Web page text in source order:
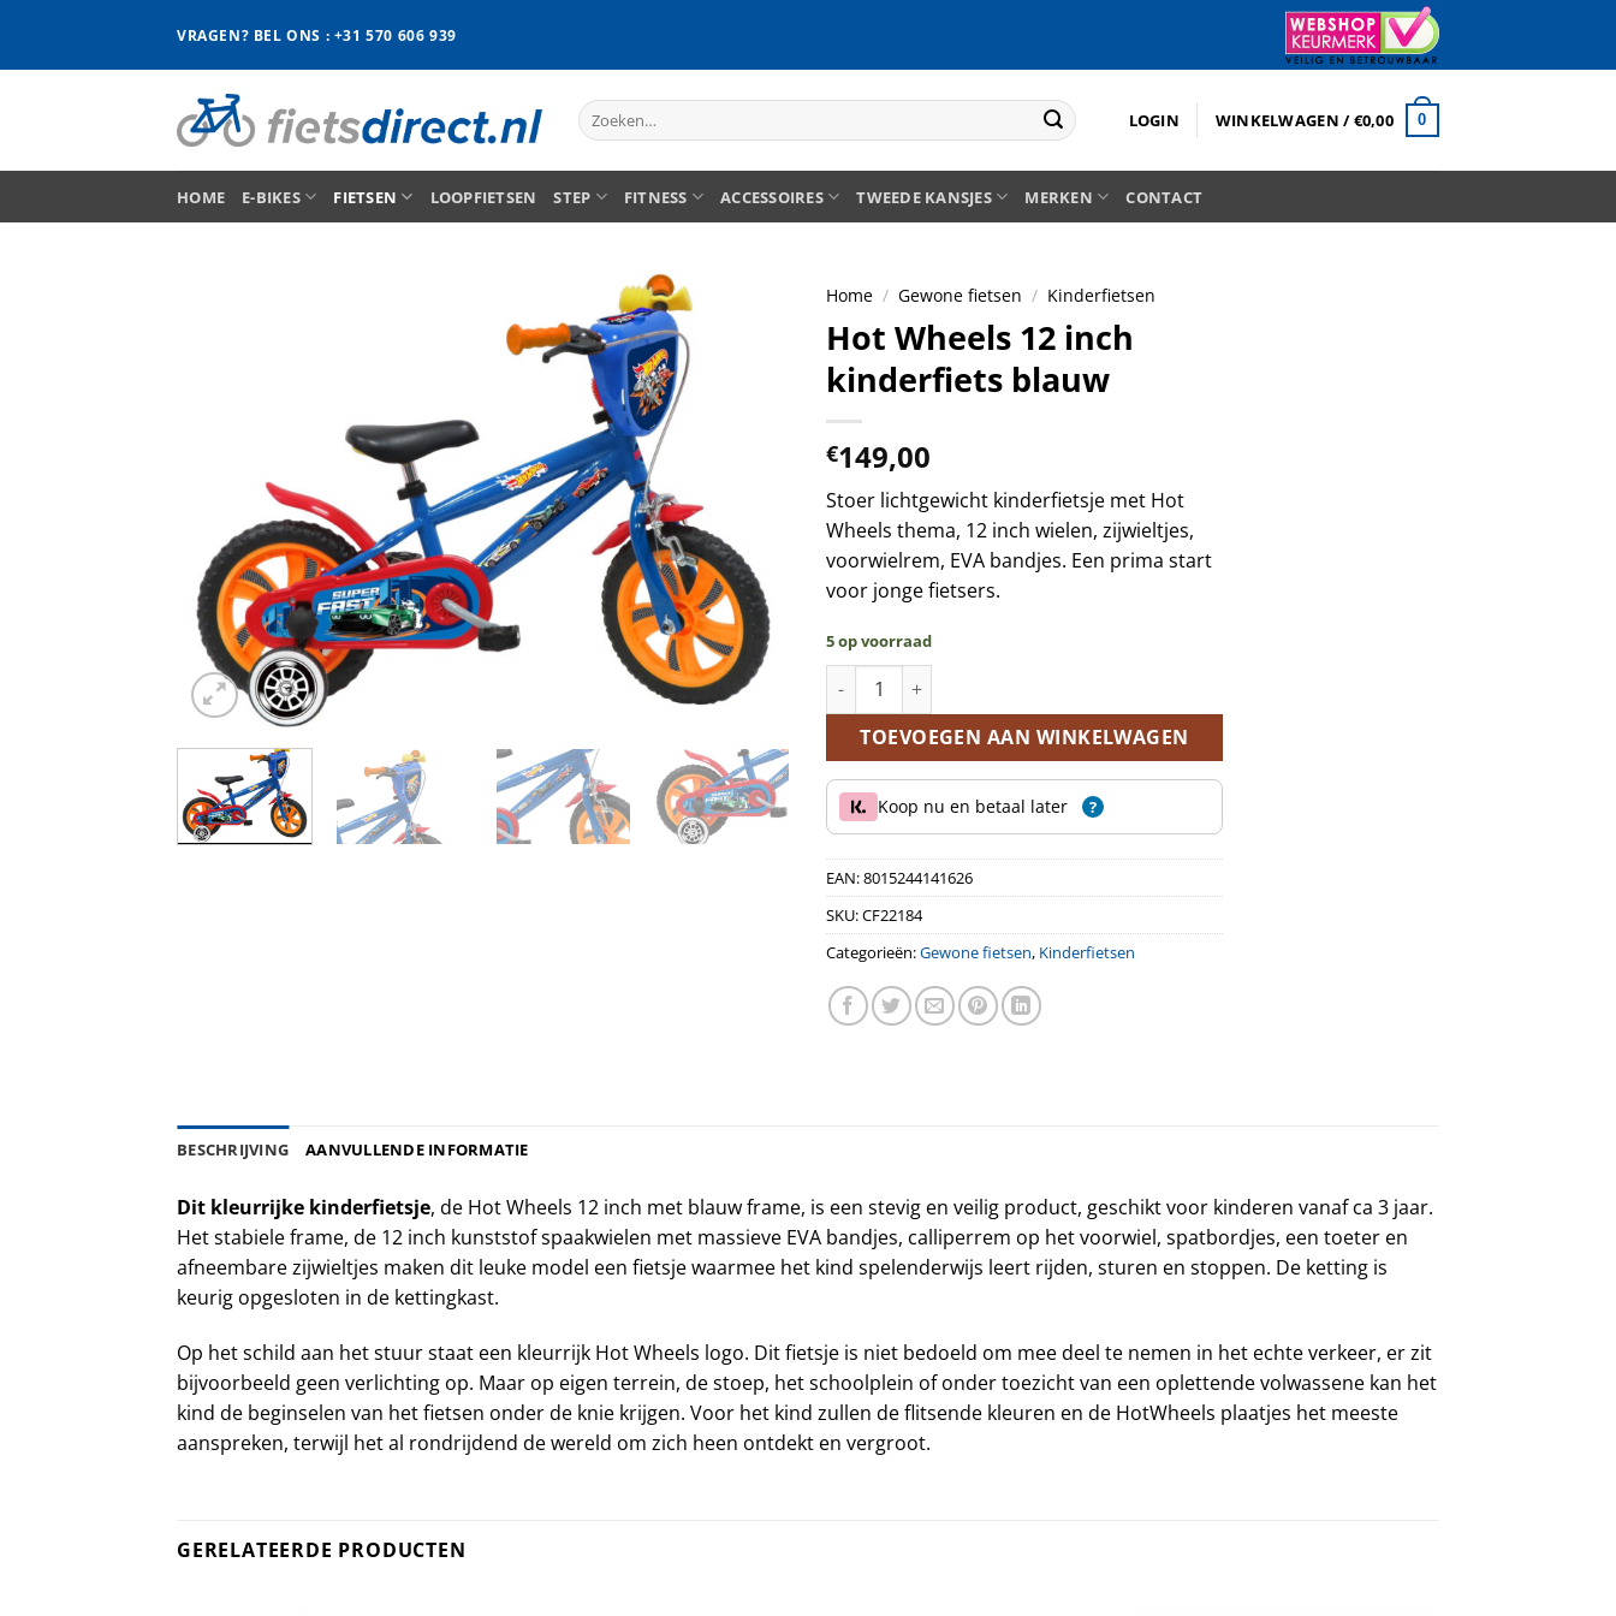
inhoud
VRAGEN? BEL ONS : +31 570 606 939
Zoeken
naar:
LOGIN WINKELWAGEN /€0,00 0
HOME E-BIKES FIETSEN LOOPFIETSEN STEP FITNESS ACCESSOIRES TWEEDE KANSJES MERKEN CONTACT
Home / Gewone fietsen / Kinderfietsen
Hot Wheels 12 inch
kinderfiets blauw
€149,00
Stoer lichtgewicht kinderfietsje met Hot
Wheels thema, 12 inch wielen, zijwieltjes,
voorwielrem, EVA bandjes. Een prima start
voor jonge fietsers.
5 op voorraad
Hot Wheels 12 inch kinderfiets blauw aantal
TOEVOEGEN AAN WINKELWAGEN
Koop nu en betaal later ?
EAN:8015244141626
SKU:CF22184
Categorieën:Gewone fietsen, Kinderfietsen
BESCHRIJVING AANVULLENDE INFORMATIE
Dit kleurrijke kinderfietsje, de Hot Wheels 12 inch met blauw frame, is een stevig en veilig product, geschikt voor kinderen vanaf ca 3 jaar.
Het stabiele frame, de 12 inch kunststof spaakwielen met massieve EVA bandjes, calliperrem op het voorwiel, spatbordjes, een toeter en
afneembare zijwieltjes maken dit leuke model een fietsje waarmee het kind spelenderwijs leert rijden, sturen en stoppen. De ketting is
keurig opgesloten in de kettingkast.
Op het schild aan het stuur staat een kleurrijk Hot Wheels logo. Dit fietsje is niet bedoeld om mee deel te nemen in het echte verkeer, er zit
bijvoorbeeld geen verlichting op. Maar op eigen terrein, de stoep, het schoolplein of onder toezicht van een oplettende volwassene kan het
kind de beginselen van het fietsen onder de knie krijgen. Voor het kind zullen de flitsende kleuren en de HotWheels plaatjes het meeste
aanspreken, terwijl het al rondrijdend de wereld om zich heen ontdekt en vergroot.
GERELATEERDE PRODUCTEN